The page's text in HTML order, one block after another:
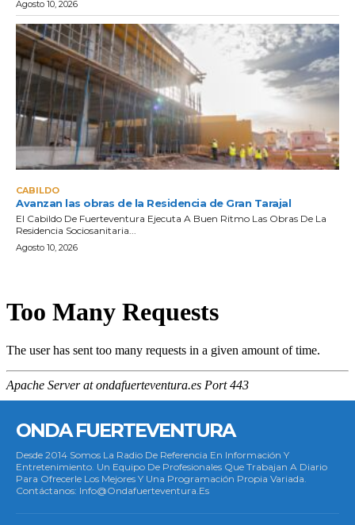
Agosto 10, 2026
CABILDO
Avanzan las obras de la Residencia de Gran Tarajal
El Cabildo De Fuerteventura Ejecuta A Buen Ritmo Las Obras De La
Residencia Sociosanitaria...
Agosto 10, 2026
ONDA FUERTEVENTURA
Desde 2014 Somos La Radio De Referencia En Información Y
Entretenimiento. Un Equipo De Profesionales Que Trabajan A Diario
Para Ofrecerle Los Mejores Y Una Programación Propia Variada.
Contáctanos: Info@ondafuerteventura.es